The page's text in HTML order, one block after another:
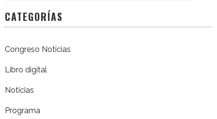
CATEGORÍAS
Congreso Noticias
Libro digital
Noticias
Programa